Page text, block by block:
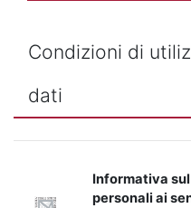
Condizioni di
dati
Informativa
personali ai